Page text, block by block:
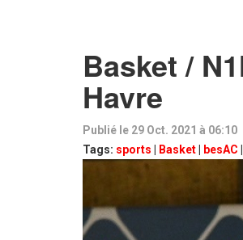
Basket /
Havre
Publié le 29 Oct. 2021 à 06:10
Tags: sports Basket besAC